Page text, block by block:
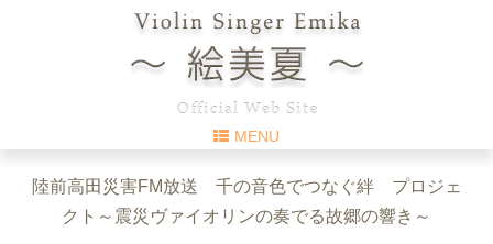
MENU
陸前高田災害FM放送 千の音色でつなぐ絆 プロジェ
クト～震​災ヴァイオリンの奏でる故郷の響き～